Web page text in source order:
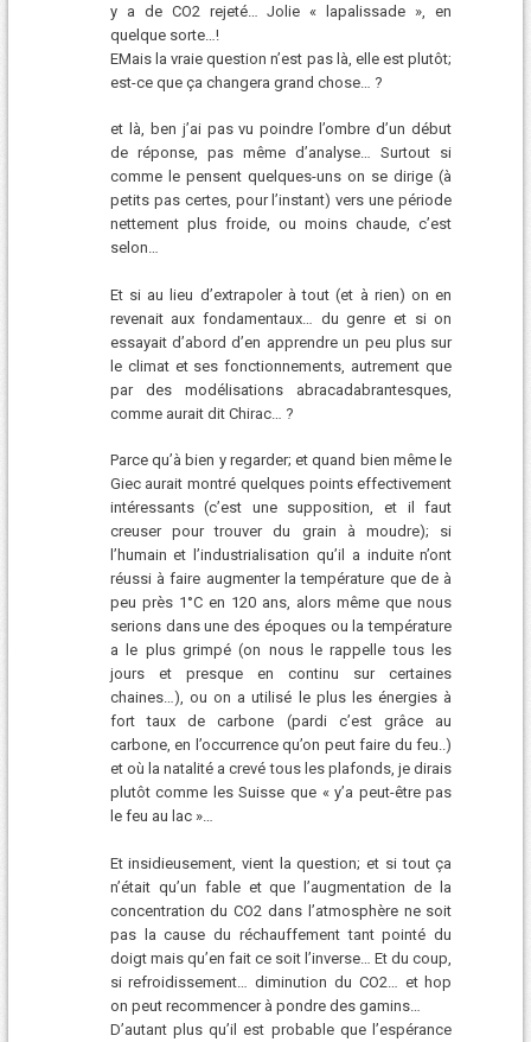
y a de CO2 rejeté… Jolie « lapalissade », en
quelque sorte…!
EMais la vraie question n’est pas là, elle est plutôt;
est-ce que ça changera grand chose… ?
et là, ben j’ai pas vu poindre l’ombre d’un début
de réponse, pas même d’analyse… Surtout si
comme le pensent quelques-uns on se dirige (à
petits pas certes, pour l’instant) vers une période
nettement plus froide, ou moins chaude, c’est
selon…
Et si au lieu d’extrapoler à tout (et à rien) on en
revenait aux fondamentaux… du genre et si on
essayait d’abord d’en apprendre un peu plus sur
le climat et ses fonctionnements, autrement que
par des modélisations abracadabrantesques,
comme aurait dit Chirac… ?
Parce qu’à bien y regarder; et quand bien même le
Giec aurait montré quelques points effectivement
intéressants (c’est une supposition, et il faut
creuser pour trouver du grain à moudre); si
l’humain et l’industrialisation qu’il a induite n’ont
réussi à faire augmenter la température que de à
peu près 1°C en 120 ans, alors même que nous
serions dans une des époques ou la température
a le plus grimpé (on nous le rappelle tous les
jours et presque en continu sur certaines
chaines…), ou on a utilisé le plus les énergies à
fort taux de carbone (pardi c’est grâce au
carbone, en l’occurrence qu’on peut faire du feu..)
et où la natalité a crevé tous les plafonds, je dirais
plutôt comme les Suisse que « y’a peut-être pas
le feu au lac »…
Et insidieusement, vient la question; et si tout ça
n’était qu’un fable et que l’augmentation de la
concentration du CO2 dans l’atmosphère ne soit
pas la cause du réchauffement tant pointé du
doigt mais qu’en fait ce soit l’inverse… Et du coup,
si refroidissement… diminution du CO2… et hop
on peut recommencer à pondre des gamins…
D’autant plus qu’il est probable que l’espérance